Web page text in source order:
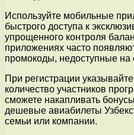
Используйте мобильные
быстрого доступа к
упрощенного контроля
приложениях часто
промокоды, недоступные на
При регистрации
количество участников
сможете накапливать
дешевые авиабилеты
семьи или компании.